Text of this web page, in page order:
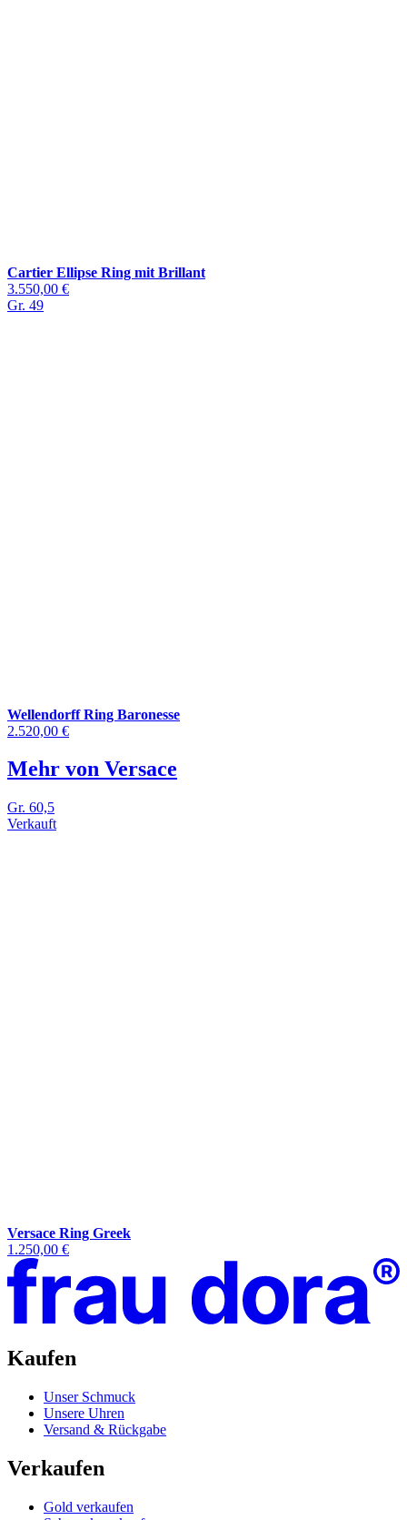
Cartier Ellipse Ring mit Brillant
3.550,00 €
Gr. 49
Wellendorff Ring Baronesse
2.520,00 €
Mehr von Versace
Gr. 60,5
Verkauft
Versace Ring Greek
1.250,00 €
Kaufen
Unser Schmuck
Unsere Uhren
Versand & Rückgabe
Verkaufen
Gold verkaufen